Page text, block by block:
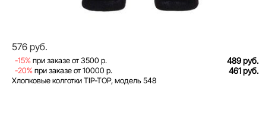
576 руб.
-15% при заказе от 3500 р. 489 руб.
-20% при заказе от 10000 р. 461 руб.
Хлопковые колготки TIP-TOP, модель 548